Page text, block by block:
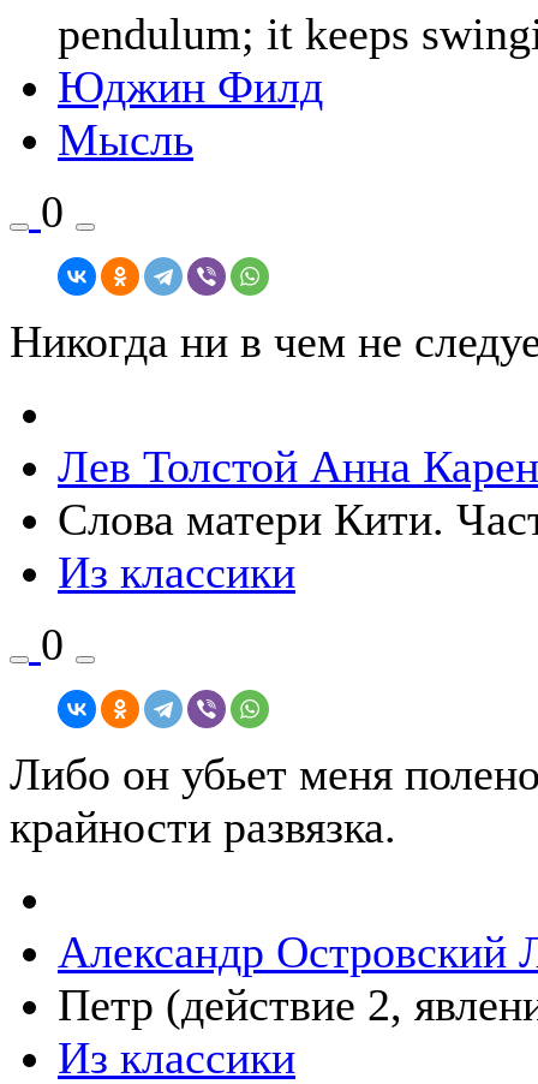
pendulum; it keeps
Юджин Филд
Мысль
0
Никогда ни в чем не
Лев Толстой Анна
Слова матери Кити.
Из классики
0
Либо он убьет меня
крайности развязка.
Александр Островский
Петр (действие 2,
Из классики